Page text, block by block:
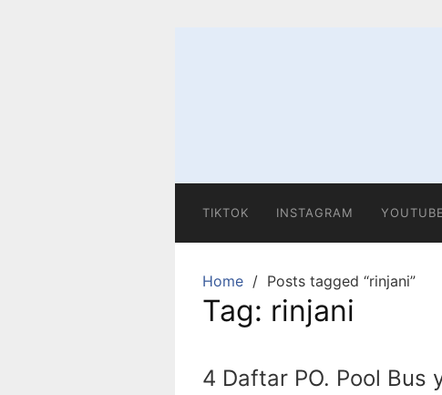
TIKTOK INSTAGRAM YOUTUBE
Home Posts tagged “rinjani”
Tag: rinjani
4 Daftar PO. Pool Bus